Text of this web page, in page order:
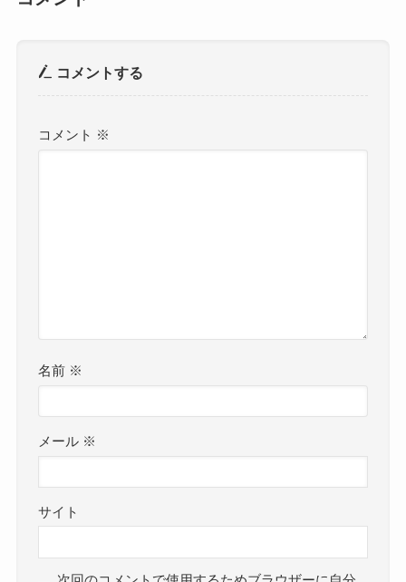
コメントする
コメント ※
名前 ※
メール ※
サイト